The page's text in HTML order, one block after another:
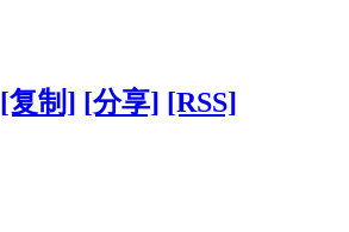
[复制] [分享] [RSS]